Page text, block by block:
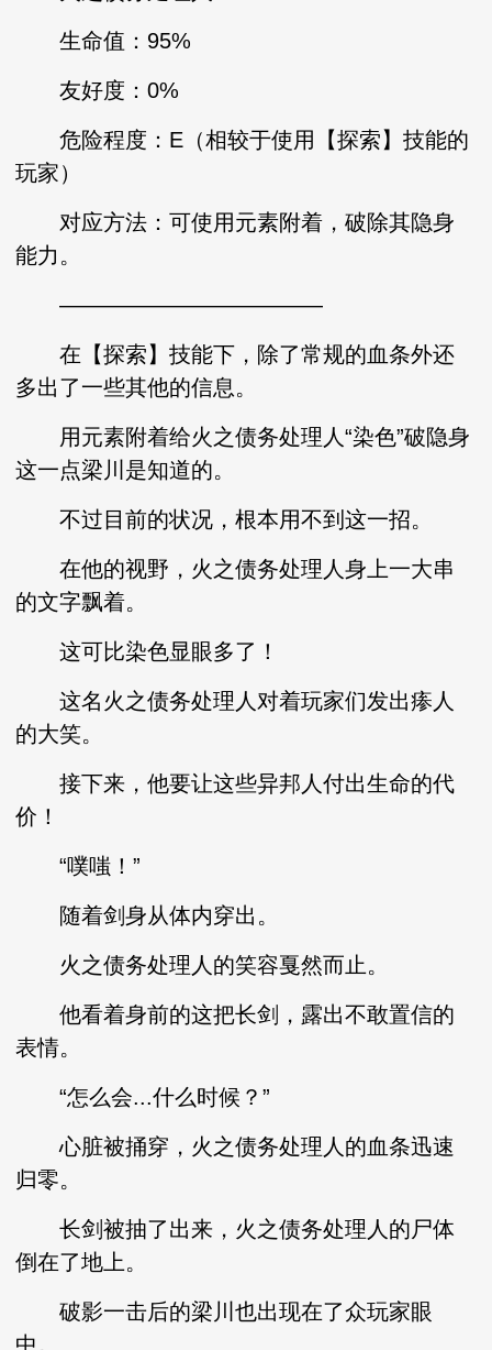
生命值：95%
友好度：0%
危险程度：E（相较于使用【探索】技能的
玩家）
对应方法：可使用元素附着，破除其隐身
能力。
————————————
在【探索】技能下，除了常规的血条外还
多出了一些其他的信息。
用元素附着给火之债务处理人“染色”破隐身
这一点梁川是知道的。
不过目前的状况，根本用不到这一招。
在他的视野，火之债务处理人身上一大串
的文字飘着。
这可比染色显眼多了！
这名火之债务处理人对着玩家们发出瘆人
的大笑。
接下来，他要让这些异邦人付出生命的代
价！
“噗嗤！”
随着剑身从体内穿出。
火之债务处理人的笑容戛然而止。
他看着身前的这把长剑，露出不敢置信的
表情。
“怎么会...什么时候？”
心脏被捅穿，火之债务处理人的血条迅速
归零。
长剑被抽了出来，火之债务处理人的尸体
倒在了地上。
破影一击后的梁川也出现在了众玩家眼
中。